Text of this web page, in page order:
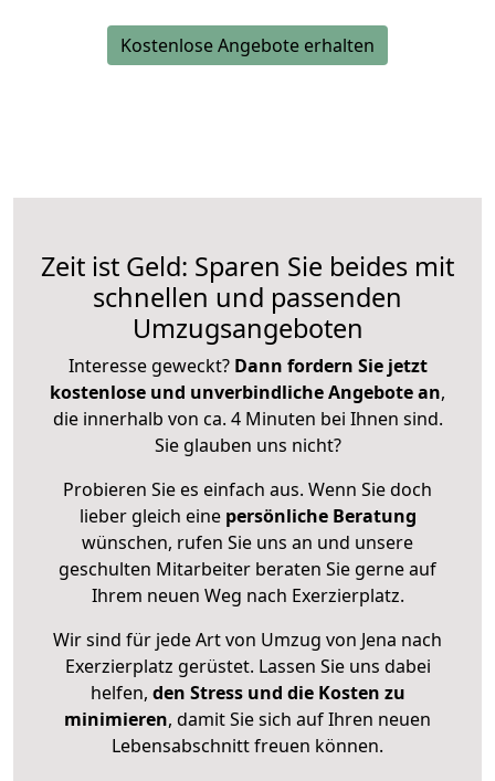
Kostenlose Angebote erhalten
Zeit ist Geld: Sparen Sie beides mit
schnellen und passenden
Umzugsangeboten
Interesse geweckt? Dann fordern Sie jetzt
kostenlose und unverbindliche Angebote an,
die innerhalb von ca. 4 Minuten bei Ihnen sind.
Sie glauben uns nicht?
Probieren Sie es einfach aus. Wenn Sie doch
lieber gleich eine persönliche Beratung
wünschen, rufen Sie uns an und unsere
geschulten Mitarbeiter beraten Sie gerne auf
Ihrem neuen Weg nach Exerzierplatz.
Wir sind für jede Art von Umzug von Jena nach
Exerzierplatz gerüstet. Lassen Sie uns dabei
helfen, den Stress und die Kosten zu
minimieren, damit Sie sich auf Ihren neuen
Lebensabschnitt freuen können.